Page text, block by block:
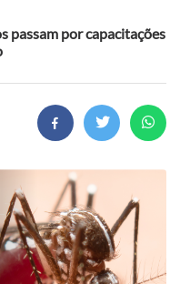
passam por capacitações